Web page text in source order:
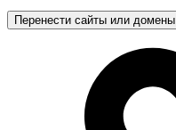
Перенести сайты или домены